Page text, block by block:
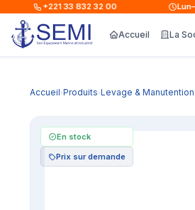
+221 33 832 32 00
Accueil La
Accueil›Produits›Levage & Manutention
En stock
Prix sur demande